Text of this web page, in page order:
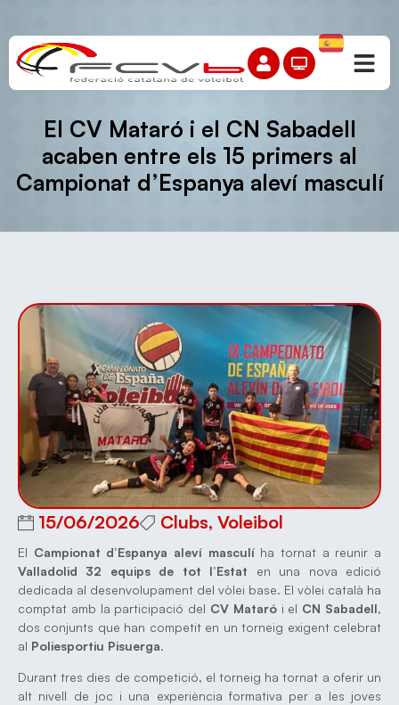
El CV Mataró i el CN Sabadell
acaben entre els 15 primers al
Campionat d’Espanya aleví masculí
15/06/2026 Clubs, Voleibol
El Campionat d’Espanya aleví masculíha tornat a reunir a
Valladolid 32 equips de tot l’Estat en una nova edició
dedicada al desenvolupament del vòlei base. El vòlei català ha
comptat amb la participació del CV Matarói el CN Sabadell,
dos conjunts que han competit en un torneig exigent celebrat
al Poliesportiu Pisuerga.
Durant tres dies de competició, el torneig ha tornat a oferir un
alt nivell de joc i una experiència formativa per a les joves